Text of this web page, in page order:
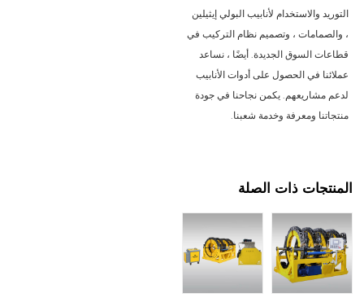
التوريد والاستخدام لأنابيب البولي إيثيلين
، والصمامات ، وتصميم نظام التركيب في
قطاعات السوق الجديدة. أيضًا ، نساعد
عملائنا في الحصول على أدوات الأنابيب
لدعم مشاريعهم. يكمن نجاحنا في جودة
منتجاتنا ومعرفة وخدمة شعبنا.
المنتجات ذات الصلة